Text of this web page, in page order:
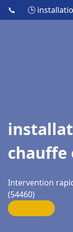
📞 🕒
chauffe
Intervention
(54460)